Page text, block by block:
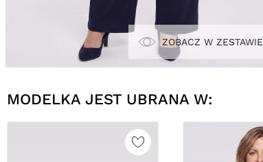
ZOBACZ W ZESTAWIE
MODELKA JEST UBRANA W: